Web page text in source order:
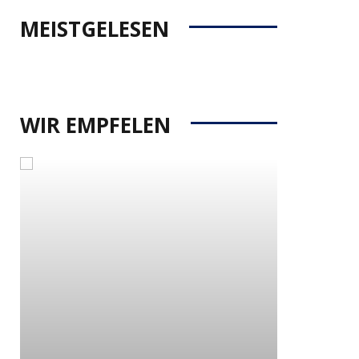
MEISTGELESEN
WIR EMPFELEN